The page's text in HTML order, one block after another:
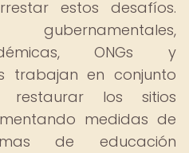
estos desafíos.
ONGs y
trabajan en conjunto
los sitios
medidas de
de educación